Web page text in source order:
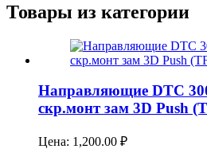
Товары из категории
Направляющие DTC
скр.монт зам 3D Push
Цена: 1,200.00 ₽